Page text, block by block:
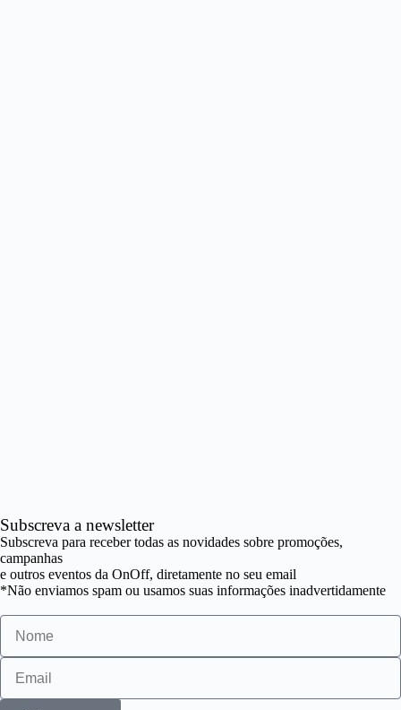
Subscreva a newsletter
Subscreva para receber todas as novidades sobre promoções,
campanhas
e outros eventos da OnOff, diretamente no seu email
*Não enviamos spam ou usamos suas informações inadvertidamente